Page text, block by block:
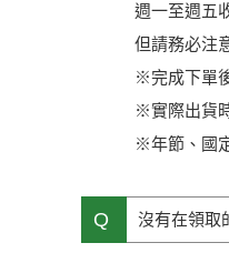
週一至週五
但請務必注
※完成下單
※實際出貨
※年節、國
Q 沒有在領取